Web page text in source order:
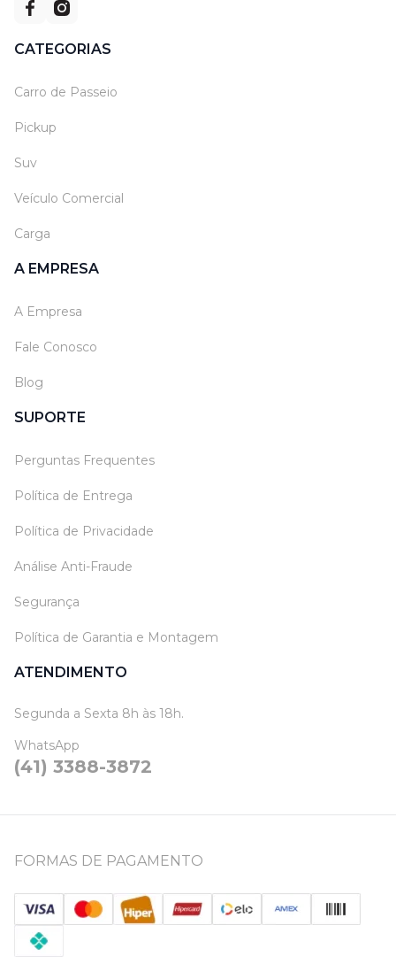
CATEGORIAS
Carro de Passeio
Pickup
Suv
Veículo Comercial
Carga
A EMPRESA
A Empresa
Fale Conosco
Blog
SUPORTE
Perguntas Frequentes
Política de Entrega
Política de Privacidade
Análise Anti-Fraude
Segurança
Política de Garantia e Montagem
ATENDIMENTO
Segunda a Sexta 8h às 18h.
WhatsApp
(41) 3388-3872
FORMAS DE PAGAMENTO